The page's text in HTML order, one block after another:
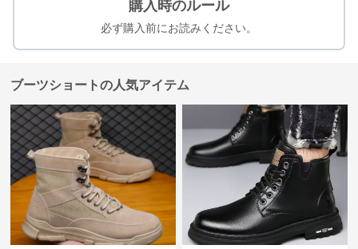
購入時のルール
必ず購入前にお読みください。
ブーツショートの人気アイテム